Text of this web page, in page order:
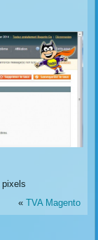
pixels
« TVA Magento